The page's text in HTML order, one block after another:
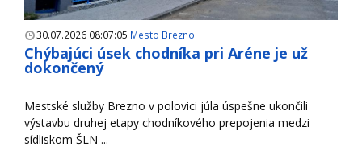
30.07.2026 08:07:05 Mesto Brezno
Chýbajúci úsek chodníka pri Aréne je už
dokončený
Mestské služby Brezno v polovici júla úspešne ukončili
výstavbu druhej etapy chodníkového prepojenia medzi
sídliskom ŠLN ...